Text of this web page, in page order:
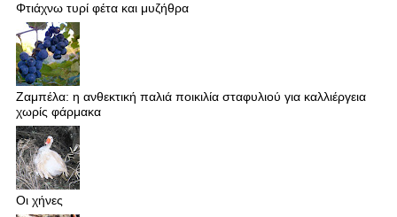
Φτιάχνω τυρί φέτα και μυζήθρα
Ζαμπέλα: η ανθεκτική παλιά ποικιλία σταφυλιού για καλλιέργεια
χωρίς φάρμακα
Οι χήνες